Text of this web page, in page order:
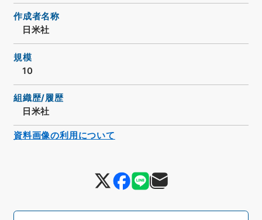
作成者名称
日米社
規模
10
組織歴/履歴
日米社
資料画像の利用について